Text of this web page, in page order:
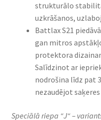
strukturālo
uzkrāšanos,
Battlax S21
gan mitros
protektora
Salīdzinot ar
nodrošina līdz pat
nezaudējot
Speciālā riepa “J“ –